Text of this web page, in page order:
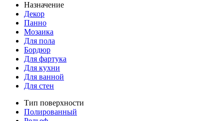
Назначение
Декор
Панно
Мозаика
Для пола
Бордюр
Для фартука
Для кухни
Для ванной
Для стен
Тип поверхности
Полированный